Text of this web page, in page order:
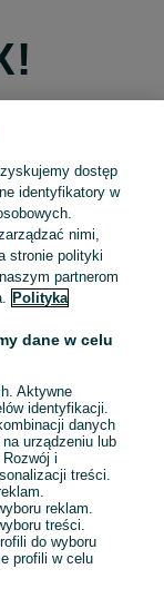
Apple
dostęp
identyfikatory w
nimi,
stronie polityki
partnerom
Polityka
dane w celu
Aktywne
identyfikacji.
danych
urządzeniu lub
i
treści.
reklam.
treści.
do wyboru
profili w celu